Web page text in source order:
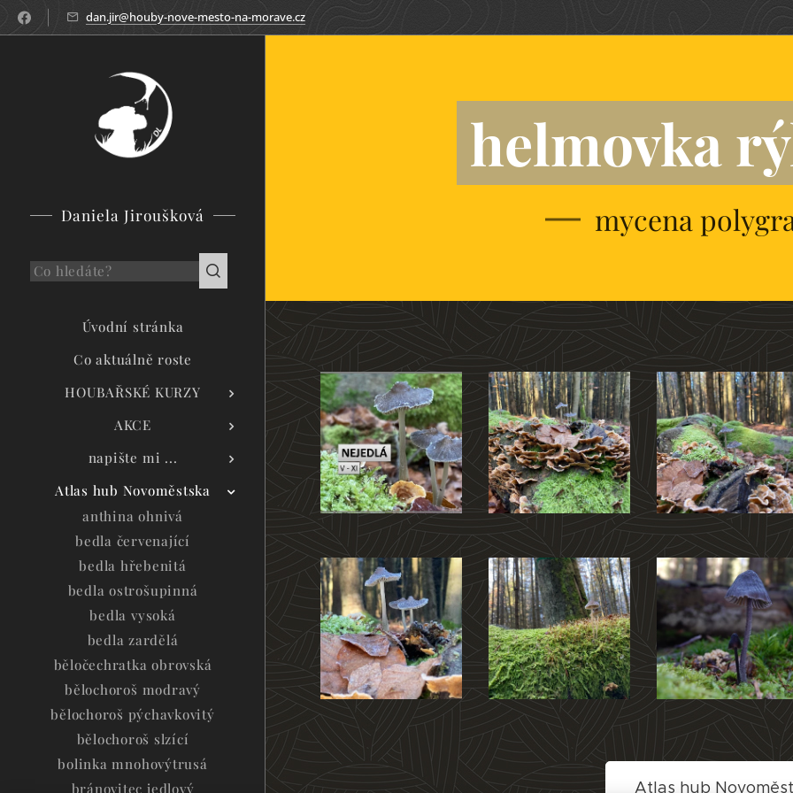
dan.jir@houby-nove-mesto-na-morave.cz
Daniela Jiroušková
Úvodní stránka
Co aktuálně roste
HOUBAŘSKÉ KURZY
AKCE
napište mi ...
Atlas hub Novoměstska
anthina ohnivá
bedla červenající
bedla hřebenitá
bedla ostrošupinná
bedla vysoká
bedla zardělá
běločechratka obrovská
bělochoroš modravý
bělochoroš pýchavkovitý
bělochoroš slzící
bolinka mnohovýtrusá
bránovitec jedlový
helmovka
mycena
Atlas hub